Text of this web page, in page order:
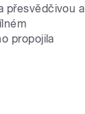
přesvědčivou a
propojila